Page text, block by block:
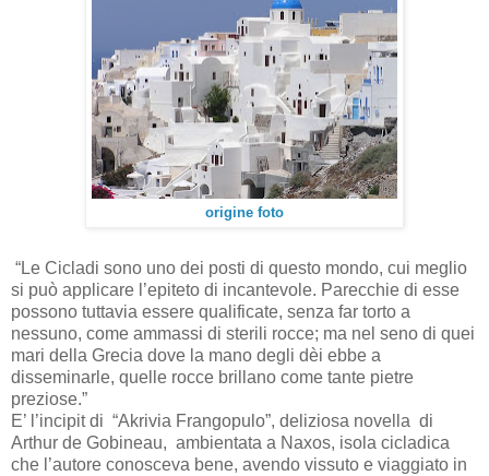
origine foto
“Le Cicladi sono uno dei posti di questo mondo, cui meglio
si può applicare l’epiteto di incantevole. Parecchie di esse
possono tuttavia essere qualificate, senza far torto a
nessuno, come ammassi di sterili rocce; ma nel seno di quei
mari della Grecia dove la mano degli dèi ebbe a
disseminarle, quelle rocce brillano come tante pietre
preziose.”
E’ l’incipit di “Akrivia Frangopulo”, deliziosa novella di
Arthur de Gobineau, ambientata a Naxos, isola cicladica
che l’autore conosceva bene, avendo vissuto e viaggiato in